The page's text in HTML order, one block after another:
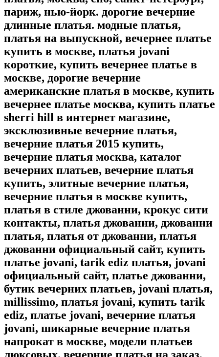
париж, нью-йорк. дорогие вечерние
длинные платья. модные платья,
платья на выпускной, вечернее платье
купить в москве, платья jovani
короткие, купить вечернее платье в
москве, дорогие вечерние
американские платья в москве, купить
вечернее платье москва, купить платье
sherri hill в интернет магазине,
эксклюзивные вечерние платья,
вечерние платья 2015 купить,
вечерние платья москва, каталог
вечерних платьев, вечерние платья
купить, элитные вечерние платья,
вечерние платья в москве купить,
платья в стиле джованни, крокус сити
контакты, платья джованни, джованни
платья, платья от джованни, платья
джованни официальный сайт, купить
платье jovani, tarik ediz платья, jovani
официальный сайт, платье джованни,
бутик вечерних платьев, jovani платья,
millissimo, платья jovani, купить tarik
ediz, платье jovani, вечерние платья
jovani, шикарные вечерние платья
напрокат в москве, модели платьев